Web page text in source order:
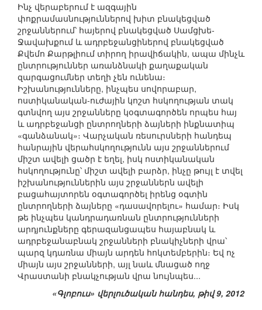
Ինչ վերաբերում է ազգային
փոքրամասնություններով խիտ բնակեցված
շրջաններում՝ հայերով բնակեցված Սամցխե-
Ջավախքում և ադրբեջանցիներով բնակեցված
Քվեմո Քարթլիում տիրող իրավիճակին, ապա մինչև
ընտրություններ առանձնակի քաղաքական
զարգացումներ տեղի չեն ունենա։
Իշխանությունները, ինչպես սովորաբար,
ոստիկանական-ուժային կոշտ հսկողության տակ
գտնվող այս շրջանները կօգտագործեն որպես հայ
և ադրբեջանցի ընտրողների ձայների ինքնատիպ
«գանձանակ»։ Վարչական ռեսուրսների հանդեպ
հանրային վերահսկողությունն այս շրջաններում
միշտ ավելի ցածր է եղել, իսկ ոստիկանական
հսկողությունը՝ միշտ ավելի բարձր, ինչը թույլ է տվել
իշխանություններին այս շրջաններն ավելի
բացահայտորեն օգտագործել իրենց օգտին
ընտրողների ձայները «դասավորելու» համար։ Իսկ
թե ինչպես կանդրադառնան ընտրությունների
արդյունքները գերազանցապես հայաբնակ և
ադրբեջանաբնակ շրջանների բնակիչների վրա՝
պարզ կդառնա միայն արդեն հոկտեմբերին։ Եվ ոչ
միայն այս շրջանների, այլ նաև մնացած ողջ
Վրաստանի բնակչության վրա նույնպես...
«Գլոբուս» վերլուծական հանդես, թիվ 9, 2012